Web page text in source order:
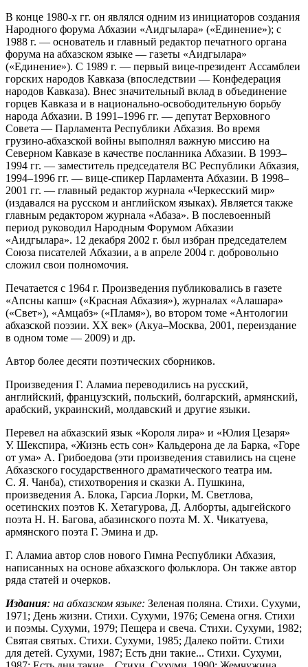
В конце 1980-х гг. он являлся одним из инициаторов создания
Народного форума Абхазии «Аидгылара» («Единение»); с
1988 г. — основатель и главный редактор печатного органа
форума на абхазском языке — газеты «Аидгылара»
(«Единение»). С 1989 г. — первый вице-президент Ассамблеи
горских народов Кавказа (впоследствии — Конфедерация
народов Кавказа). Внес значительный вклад в объединение
горцев Кавказа и в национально-освободительную борьбу
народа Абхазии. В 1991–1996 гг. — депутат Верховного
Совета — Парламента Республики Абхазия. Во время
грузино-абхазской войны выполнял важную миссию на
Северном Кавказе в качестве посланника Абхазии. В 1993–
1994 гг. — заместитель председателя ВС Республики Абхазия,
1994–1996 гг. — вице-спикер Парламента Абхазии. В 1998–
2001 гг. — главный редактор журнала «Черкесский мир»
(издавался на русском и английском языках). Является также
главным редактором журнала «Абаза». В послевоенный
период руководил Народным Форумом Абхазии
«Аидгылара». 12 декабря 2002 г. был избран председателем
Союза писателей Абхазии, а в апреле 2004 г. добровольно
сложил свои полномочия.
Печатается с 1964 г. Произведения публиковались в газете
«Апсны капш» («Красная Абхазия»), журналах «Алашара»
(«Свет»), «Амцабз» («Пламя»), во втором томе «Антологии
абхазской поэзии. ХХ век» (Акуа–Москва, 2001, переиздание
в одном томе — 2009) и др.
Автор более десяти поэтических сборников.
Произведения Г. Аламиа переводились на русский,
английский, французский, польский, болгарский, армянский,
арабский, украинский, молдавский и другие языки.
Перевел на абхазский язык «Короля лира» и «Юлия Цезаря»
У. Шекспира, «Жизнь есть сон» Кальдерона де ла Барка, «Горе
от ума» А. Грибоедова (эти произведения ставились на сцене
Абхазского государственного драматического театра им.
С. Я. Чанба), стихотворения и сказки А. Пушкина,
произведения А. Блока, Гарсиа Лорки, М. Светлова,
осетинских поэтов К. Хетагурова, Д. Алборты, адыгейского
поэта Н. Н. Багова, абазинского поэта М. Х. Чикатуева,
армянского поэта Г. Эмина и др.
Г. Аламиа автор слов нового Гимна Республики Абхазия,
написанных на основе абхазского фольклора. Он также автор
ряда статей и очерков.
Издания: на абхазском языке: Зеленая поляна. Стихи. Сухуми,
1971; День жизни. Стихи. Сухуми, 1976; Семена огня. Стихи
и поэмы. Сухуми, 1979; Пещера и свеча. Стихи. Сухуми, 1982;
Святая святых. Стихи. Сухуми, 1985; Далеко пойти. Стихи
для детей. Сухуми, 1987; Есть дни такие... Стихи. Сухуми,